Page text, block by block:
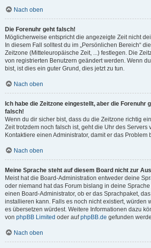
Nach oben
Die Forenuhr geht falsch!
Möglicherweise entspricht die angezeigte Zeit nicht
In diesem Fall solltest du im „Persönlichen Bereich“
Zeitzone (Mitteleuropäische Zeit, ...) festlegen. Die
von registrierten Benutzern geändert werden. Wenn
bist, ist dies ein guter Grund, dies jetzt zu tun.
Nach oben
Ich habe die Zeitzone eingestellt, aber die Forenuhr
falsch!
Wenn du dir sicher bist, dass du die Zeitzone richtig
Zeit trotzdem noch falsch ist, geht die Uhr des Servers
Kontaktiere einen Administrator, damit er das Problem
Nach oben
Meine Sprache steht auf diesem Board nicht zur
Meist hat die Board-Administration entweder deine
oder niemand hat das Forum bislang in deine
einen Board-Administrator, ob er das Sprachpaket,
installieren kann. Falls es noch nicht existiert, würden
es übersetzen würdest. Weitere Informationen dazu
von phpBB Limited oder aufphpBB.de gefunden
Nach oben